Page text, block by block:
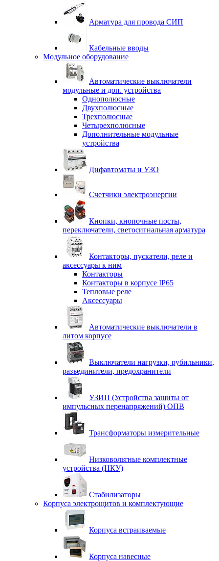
Арматура для провода СИП
Кабельные вводы
Модульное оборудование
Автоматические выключатели
модульные и доп. устройства
Однополюсные
Двухполюсные
Трехполюсные
Четырехполюсные
Дополнительные модульные
устройства
Дифавтоматы и УЗО
Счетчики электроэнергии
Кнопки, кнопочные посты,
переключатели, светосигнальная арматура
Контакторы, пускатели, реле и
аксессуары к ним
Контакторы
Контакторы в корпусе IP65
Тепловые реле
Аксессуары
Автоматические выключатели в
литом корпусе
Выключатели нагрузки, рубильники,
разъединители, предохранители
УЗИП (Устройства защиты от
импульсных перенапряжений) ОПВ
Трансформаторы измерительные
Низковольтные комплектные
устройства (НКУ)
Стабилизаторы
Корпуса электрощитов и комплектующие
Корпуса встраиваемые
Корпуса навесные